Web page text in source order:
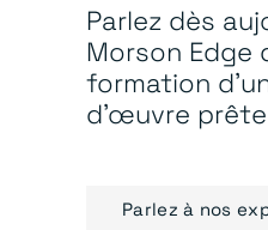
Parlez dès
Morson Edge
formation
d'œuvre prête
Parlez à nos